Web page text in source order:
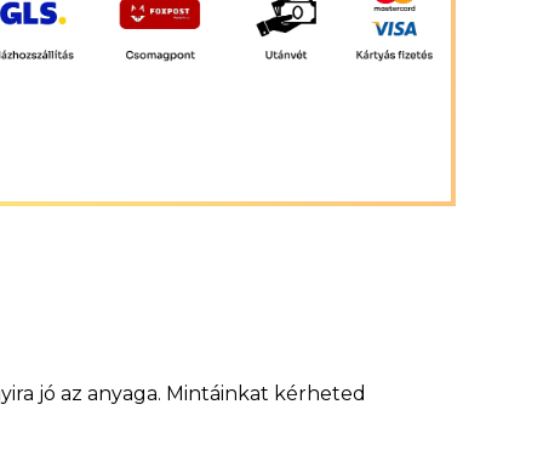
jó az anyaga. Mintáinkat kérheted